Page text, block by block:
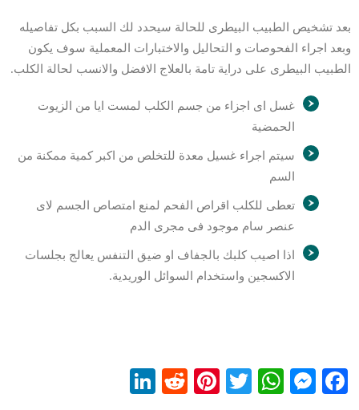
بعد تشخيص الطبيب البيطرى للحالة سيحدد لك السبب بكل تفاصيله
وبعد اجراء الفحوصات و التحاليل والاختبارات المعملية سوف يكون
الطبيب البيطرى على دراية تامة بالعلاج الافضل والانسب لحالة الكلب.
غسل اى اجزاء من جسم الكلب لمست ايا من الزيوت
الحمضية
سيتم اجراء غسيل معدة للتخلص من اكبر كمية ممكنة من
السم
تعطى للكلب اقراص الفحم لمنع امتصاص الجسم لاى
عنصر سام موجود فى مجرى الدم
اذا اصيب كلبك بالجفاف او ضيق التنفس يعالج بجلسات
الاكسجين واستخدام السوائل الوريدية.
Facebook
Messenger
WhatsApp
Twitter
Pinterest
Reddit